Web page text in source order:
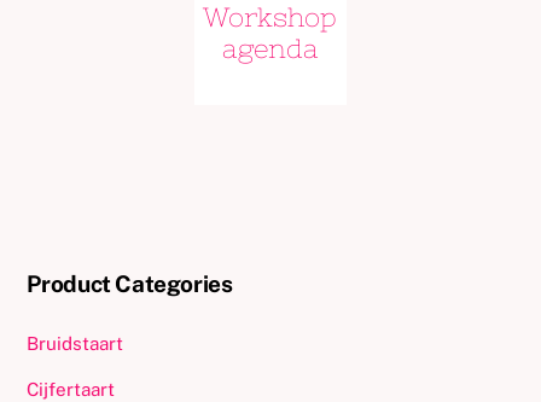
Workshop
agenda
Product Categories
Bruidstaart
Cijfertaart